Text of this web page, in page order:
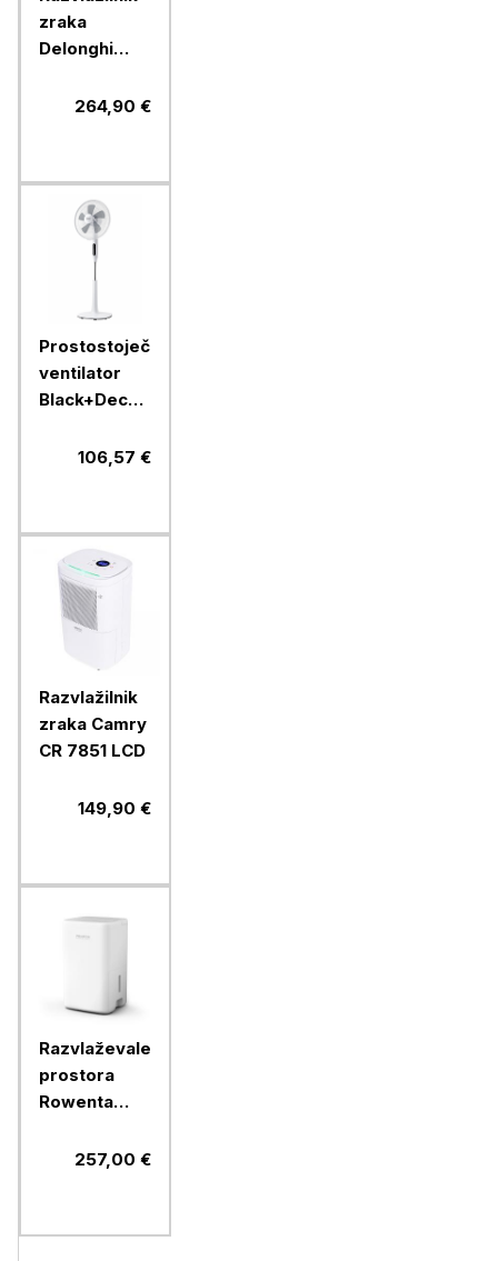
zraka
Delonghi
264,90 €
Prostostoječi
ventilator
Black+Decker
50 W, 135
106,57 €
Razvlažilnik
zraka Camry
CR 7851 LCD
149,90 €
Razvlaževalec
prostora
Rowenta
Extreme Dry
257,00 €